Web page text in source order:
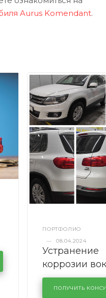
Aurus Komendant.
ПОРТФОЛИО
—
08.04.2024
Устранение
коррозии
лобового
районе
ПОЛУЧИТЬ